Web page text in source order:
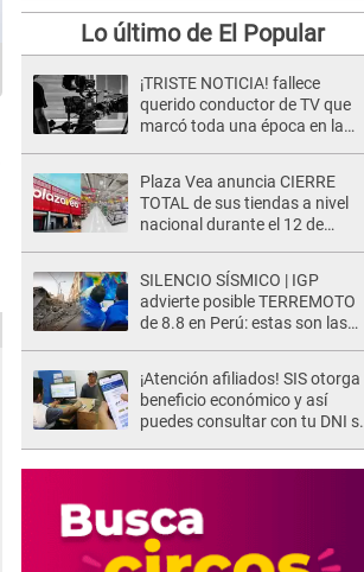
Lo último de El Popular
¡TRISTE NOTICIA! fallece
querido conductor de TV que
marcó toda una época en la
Plaza Vea anuncia CIERRE
TOTAL de sus tiendas a nivel
nacional durante el 12 de
SILENCIO SÍSMICO | IGP
advierte posible TERREMOTO
de 8.8 en Perú: estas son las
¡Atención afiliados! SIS otorga
beneficio económico y así
puedes consultar con tu DNI si